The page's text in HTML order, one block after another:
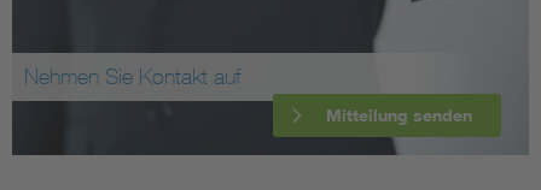
Nehmen Sie Kontakt auf
Mitteilung senden